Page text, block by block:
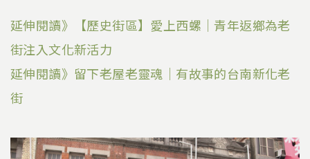
延伸閱讀》【歷史街區】愛上西螺｜青年返鄉為老
街注入文化新活力
延伸閱讀》留下老屋老靈魂｜有故事的台南新化老
街